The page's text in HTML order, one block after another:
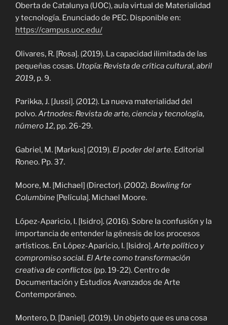
Oberta de Catalunya (UOC), aula virtual de Materialidad
y tecnología. Enunciado de PEC. Disponible en:
https://campus.uoc.edu/
Olivares, R. [Rosa]. (2019). La capacidad ilimitada de las
pequeñas cosas. Utopía: Revista de crítica cultural, abril
2019, p. 9.
Parikka, J. [Jussi]. (2012). La nueva materialidad del
polvo.Artnodes: Revista de arte, ciencia y tecnología,
número 12, pp. 26-29.
Gabriel, M. [Markus] (2019). El poder del arte. Editorial
Roneo. Pp. 37.
Moore, M. [Michael] (Director). (2002). Bowling for
Columbine [Película]. Michael Moore.
López-Aparicio, I. [Isidro]. (2016). Sobre la confusión y la
importancia de entender la génesis de los procesos
artísticos. En López-Aparicio, I. [Isidro].Arte político y
compromiso social. El Arte como transformación
creativa de conflictos (pp. 19-22). Centro de
Documentación y Estudios Avanzados de Arte
Contemporáneo.
Montero, D. [Daniel]. (2019). Un objeto que es una cosa